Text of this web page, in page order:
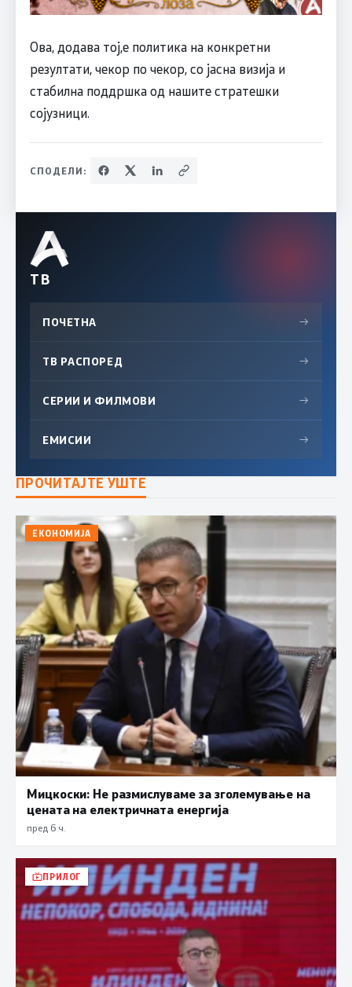
Ова, додава тој,е политика на конкретни
резултати, чекор по чекор, со јасна визија и
стабилна поддршка од нашите стратешки
сојузници.
СПОДЕЛИ:
ТВ
ПОЧЕТНА →
ТВ РАСПОРЕД →
СЕРИИ И ФИЛМОВИ →
ЕМИСИИ →
ПРОЧИТАЈТЕ УШТЕ
ЕКОНОМИЈА
Мицкоски: Не размислуваме за зголемување на
цената на електричната енергија
пред 6 ч.
ПРИЛОГ